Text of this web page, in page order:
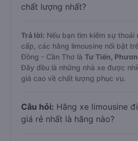
chất lượng nhất?
Trả lời: Nếu bạn tìm kiếm sự thoải
cấp, các hãng limousine nổi bật
Đồng - Cần Thơ là Tư Tiến,
Đây đều là những nhà xe được
giá cao về chất lượng phục vụ.
Câu hỏi: Hãng xe limousine
giá rẻ nhất là hãng nào?